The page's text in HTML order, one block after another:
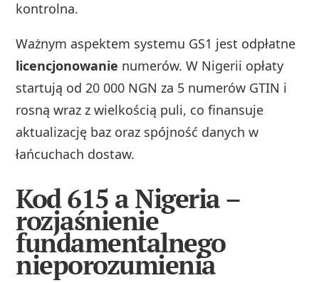
kontrolna.
Ważnym aspektem systemu GS1 jest odpłatne
licencjonowanie numerów. W Nigerii opłaty
startują od 20 000 NGN za 5 numerów GTIN i
rosną wraz z wielkością puli, co finansuje
aktualizację baz oraz spójność danych w
łańcuchach dostaw.
Kod 615 a Nigeria –
rozjaśnienie
fundamentalnego
nieporozumienia